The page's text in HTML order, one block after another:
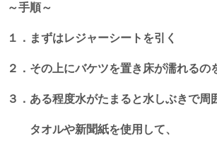
～手順～
１．まずはレジャーシートを引く
２．その上にバケツを置き床が濡れるの
３．ある程度水がたまると水しぶきで周
タオルや新聞紙を使用して、